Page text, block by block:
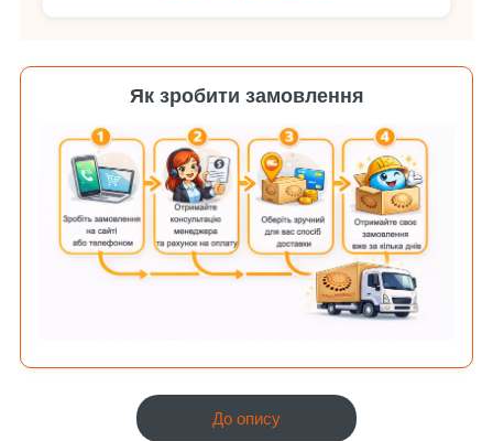
Як зробити замовлення
До опису